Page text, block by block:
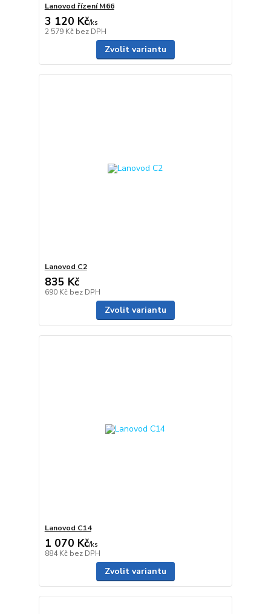
Lanovod řízení M66
3 120 Kč/ks
2 579 Kč bez DPH
Zvolit variantu
Lanovod C2
835 Kč
690 Kč bez DPH
Zvolit variantu
Lanovod C14
1 070 Kč/ks
884 Kč bez DPH
Zvolit variantu